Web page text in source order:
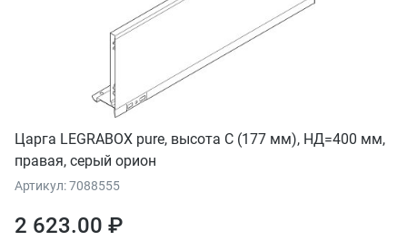
Царга LEGRABOX pure, высота C (177 мм), НД=400 мм,
правая, серый орион
Артикул: 7088555
2 623.00 ₽